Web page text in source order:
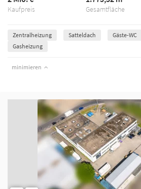
Kaufpreis Gesamtfläche
Zentralheizung Satteldach Gäste-WC
Gasheizung
minimieren